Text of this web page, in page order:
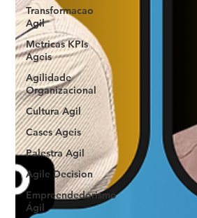
Transformacao
Agil
Metricas KPIs
Ageis
Agilidade
Organizacional
Cultura Agil
Cases Ageis
Palestra Agil
Agile Decision
Empreendedorismo
Ágil